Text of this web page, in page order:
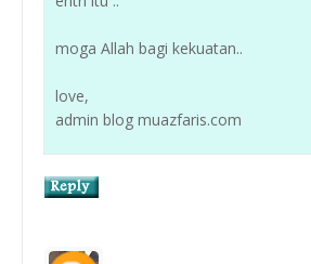
moga Allah bagi kekuatan..
love,
admin blog muazfaris.com